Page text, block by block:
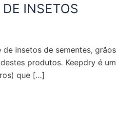
INSETOS
insetos de sementes,
produtos. Keepdry é
que […]